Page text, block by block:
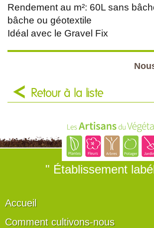
Rendement au m²: 60L sans
bâche ou géotextile
Idéal avec le Gravel Fix
Retour à la liste
" Établissement
Accueil
Comment cultivons-nous